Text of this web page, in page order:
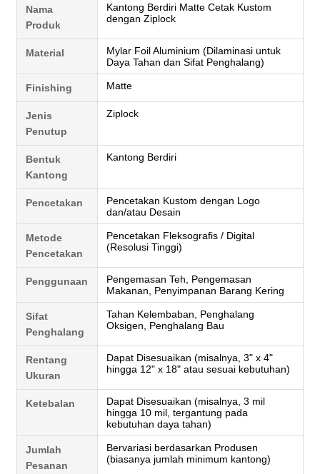
Nama
Produk
Kantong Berdiri Matte Cetak Kustom
dengan Ziplock
Material
Mylar Foil Aluminium (Dilaminasi untuk
Daya Tahan dan Sifat Penghalang)
Finishing Matte
Jenis
Penutup
Ziplock
Bentuk
Kantong
Kantong Berdiri
Pencetakan
Pencetakan Kustom dengan Logo
dan/atau Desain
Metode
Pencetakan
Pencetakan Fleksografis / Digital
(Resolusi Tinggi)
Penggunaan
Pengemasan Teh, Pengemasan
Makanan, Penyimpanan Barang Kering
Sifat
Penghalang
Tahan Kelembaban, Penghalang
Oksigen, Penghalang Bau
Rentang
Ukuran
Dapat Disesuaikan (misalnya, 3" x 4"
hingga 12" x 18" atau sesuai kebutuhan)
Ketebalan
Dapat Disesuaikan (misalnya, 3 mil
hingga 10 mil, tergantung pada
kebutuhan daya tahan)
Jumlah
Pesanan
Bervariasi berdasarkan Produsen
(biasanya jumlah minimum kantong)